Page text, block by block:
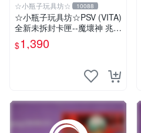
☆小瓶子玩具坊☆ 10088
☆小瓶子玩具坊☆PSV (VITA)
全新未拆封卡匣--魔壞神 兆力
翁 (亞版日文版)
$1,390